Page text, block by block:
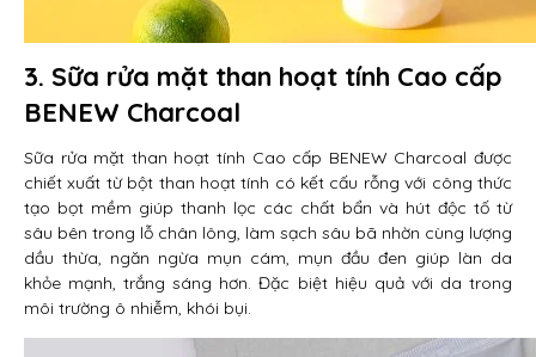
3. Sữa rửa mặt than hoạt tính Cao cấp
BENEW Charcoal
Sữa rửa mặt than hoạt tính Cao cấp BENEW Charcoal được
chiết xuất từ bột than hoạt tính có kết cấu rỗng với công thức
tạo bọt mềm giúp thanh lọc các chất bẩn và hút độc tố từ
sâu bên trong lỗ chân lông, làm sạch sâu bã nhờn cùng lượng
dầu thừa, ngăn ngừa mụn cám, mụn đầu đen giúp làn da
khỏe mạnh, trắng sáng hơn. Đặc biệt hiệu quả với da trong
môi trường ô nhiễm, khói bụi.